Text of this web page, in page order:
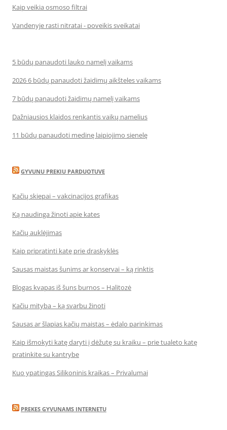
Kaip veikia osmoso filtrai
Vandenyje rasti nitratai - poveikis sveikatai
5 būdų panaudoti lauko namelį vaikams
2026 6 būdų panaudoti žaidimų aikšteles vaikams
7 būdų panaudoti žaidimų namelį vaikams
Dažniausios klaidos renkantis vaikų namelius
11 būdų panaudoti medinę laipiojimo sienelę
GYVUNU PREKIU PARDUOTUVE
Kačių skiepai – vakcinacijos grafikas
Ką naudinga žinoti apie kates
Kačių auklėjimas
Kaip pripratinti katę prie draskyklės
Sausas maistas šunims ar konservai – ką rinktis
Blogas kvapas iš šuns burnos – Halitozė
Kačių mityba – ką svarbu žinoti
Sausas ar šlapias kačių maistas – ėdalo parinkimas
Kaip išmokyti katę daryti į dėžutę su kraiku – prie tualeto katę
pratinkite su kantrybe
Kuo ypatingas Silikoninis kraikas – Privalumai
PREKES GYVUNAMS INTERNETU